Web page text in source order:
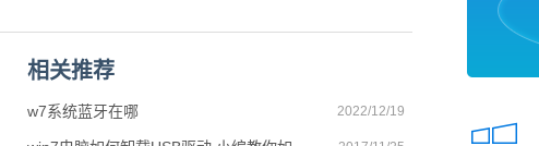
相关推荐
w7系统蓝牙在哪 2022/12/19